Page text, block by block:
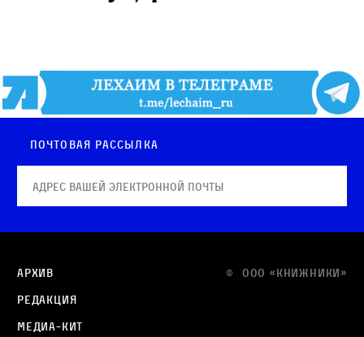
Почтовая рассылка
© OOO «КНИЖНИКИ»
Архив
Редакция
Медиа-кит